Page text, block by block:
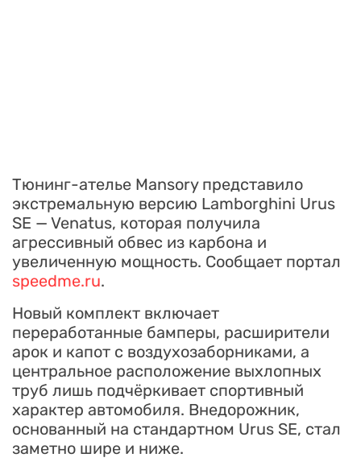
Тюнинг-ателье Mansory представило
экстремальную версию Lamborghini Urus
SE — Venatus, которая получила
агрессивный обвес из карбона и
увеличенную мощность. Сообщает портал
speedme.ru.
Новый комплект включает
переработанные бамперы, расширители
арок и капот с воздухозаборниками, а
центральное расположение выхлопных
труб лишь подчёркивает спортивный
характер автомобиля. Внедорожник,
основанный на стандартном Urus SE, стал
заметно шире и ниже.